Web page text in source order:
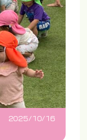
2025/10/16